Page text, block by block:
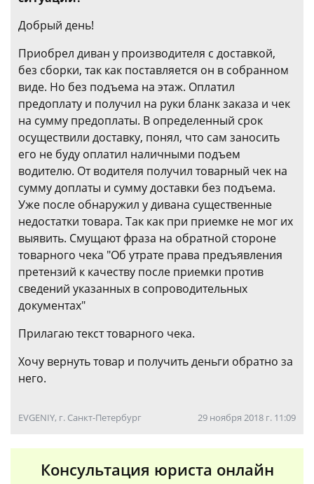
Добрый день!
Приобрел диван у производителя с доставкой,
без сборки, так как поставляется он в собранном
виде. Но без подъема на этаж. Оплатил
предоплату и получил на руки бланк заказа и чек
на сумму предоплаты. В определенный срок
осуществили доставку, понял, что сам заносить
его не буду оплатил наличными подъем
водителю. От водителя получил товарный чек на
сумму доплаты и сумму доставки без подъема.
Уже после обнаружил у дивана существенные
недостатки товара. Так как при приемке не мог их
выявить. Смущают фраза на обратной стороне
товарного чека "Об утрате права предъявления
претензий к качеству после приемки против
сведений указанных в сопроводительных
документах"
Прилагаю текст товарного чека.
Хочу вернуть товар и получить деньги обратно за
него.
EVGENIY, г. Санкт-Петербург 29 ноября 2018 г. 11:09
Консультация юриста онлайн